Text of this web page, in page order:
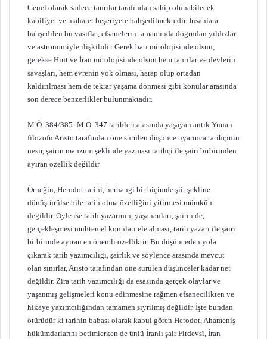
Genel olarak sadece tanrılar tarafından sahip olunabilecek
kabiliyet ve maharet beşeriyete bahşedilmektedir. İnsanlara
bahşedilen bu vasıflar, efsanelerin tamamında doğrudan yıldızlar
ve astronomiyle ilişkilidir. Gerek batı mitolojisinde olsun,
gerekse Hint ve İran mitolojisinde olsun hem tanrılar ve devlerin
savaşları, hem evrenin yok olması, harap olup ortadan
kaldırılması hem de tekrar yaşama dönmesi gibi konular arasında
son derece benzerlikler bulunmaktadır.
M.Ö. 384/385- M.Ö. 347 tarihleri arasında yaşayan antik Yunan
filozofu Aristo tarafından öne sürülen düşünce uyarınca tarihçinin
nesir, şairin manzum şeklinde yazması tarihçi ile şairi birbirinden
ayıran özellik değildir.
Örneğin, Herodot tarihi, herhangi bir biçimde şiir şekline
dönüştürülse bile tarih olma özelliğini yitirmesi mümkün
değildir. Öyle ise tarih yazarının, yaşananları, şairin de,
gerçekleşmesi muhtemel konuları ele alması, tarih yazarı ile şairi
birbirinde ayıran en önemli özelliktir. Bu düşünceden yola
çıkarak tarih yazımcılığı, şairlik ve söylence arasında mevcut
olan sınırlar, Aristo tarafından öne sürülen düşünceler kadar net
değildir. Zira tarih yazımcılığı da esasında gerçek olaylar ve
yaşanmış gelişmeleri konu edinmesine rağmen efsanecilikten ve
hikâye yazımcılığından tamamen sıyrılmış değildir. İşte bundan
ötürüdür ki tarihin babası olarak kabul gören Herodot, Ahameniş
hükümdarlarını betimlerken de ünlü İranlı şair Firdevsî, İran